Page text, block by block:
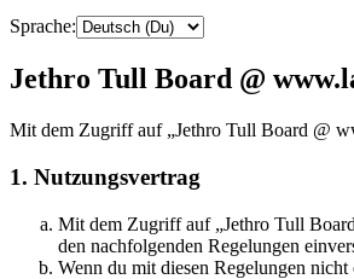
Sprache:
Jethro Tull Board @
Mit dem Zugriff auf „Jethro Tull Board @
1. Nutzungsvertrag
Mit dem Zugriff auf „Jethro Tull
den nachfolgenden Regelungen
Wenn du mit diesen Regelungen